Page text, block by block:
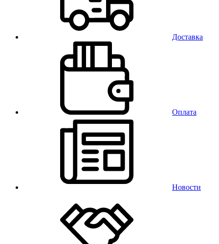
Доставка
Оплата
Новости